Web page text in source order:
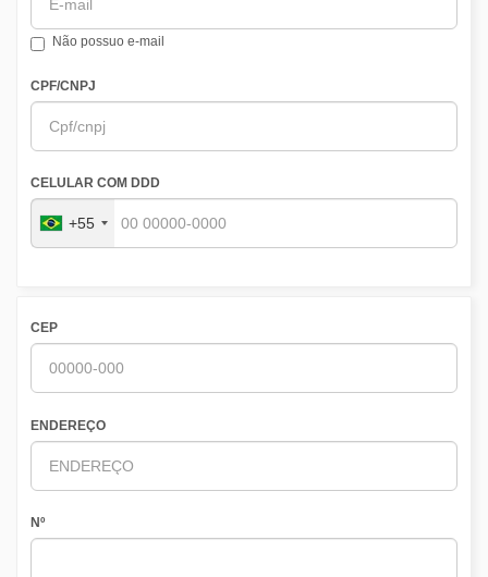
Não possuo e-mail
CPF/CNPJ
CELULAR COM DDD
+55
CEP
ENDEREÇO
Nº